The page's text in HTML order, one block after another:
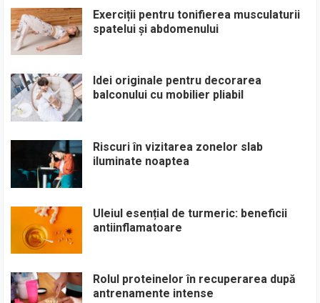
Exerciții pentru tonifierea musculaturii
spatelui și abdomenului
Idei originale pentru decorarea
balconului cu mobilier pliabil
Riscuri în vizitarea zonelor slab
iluminate noaptea
Uleiul esențial de turmeric: beneficii
antiinflamatoare
Rolul proteinelor în recuperarea după
antrenamente intense